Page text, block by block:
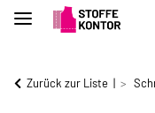
Zurück zur Liste